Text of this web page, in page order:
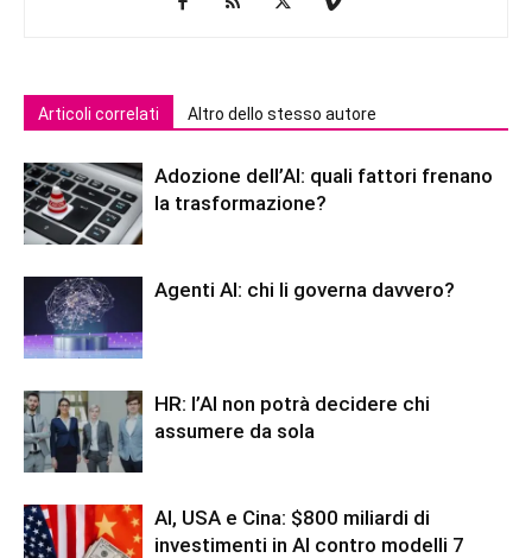
Articoli correlati Altro dello stesso autore
Adozione dell’AI: quali fattori frenano
la trasformazione?
Agenti AI: chi li governa davvero?
HR: l’AI non potrà decidere chi
assumere da sola
AI, USA e Cina: $800 miliardi di
investimenti in AI contro modelli 7